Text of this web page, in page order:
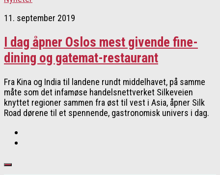
11. september 2019
I dag åpner Oslos mest givende fine-
dining og gatemat-restaurant
Fra Kina og India til landene rundt middelhavet, på samme
måte som det infamøse handelsnettverket Silkeveien
knyttet regioner sammen fra øst til vest i Asia, åpner Silk
Road dørene til et spennende, gastronomisk univers i dag.